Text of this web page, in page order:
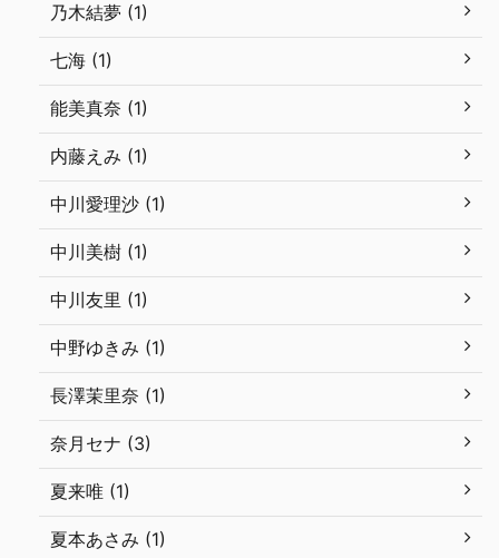
乃木結夢 (1)
七海 (1)
能美真奈 (1)
内藤えみ (1)
中川愛理沙 (1)
中川美樹 (1)
中川友里 (1)
中野ゆきみ (1)
長澤茉里奈 (1)
奈月セナ (3)
夏来唯 (1)
夏本あさみ (1)